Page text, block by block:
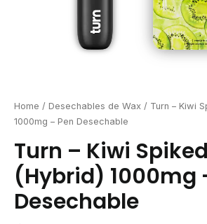
Home / Desechables de Wax / Turn – Kiwi
1000mg – Pen Desechable
Turn – Kiwi
(Hybrid) 1000mg
Desechable